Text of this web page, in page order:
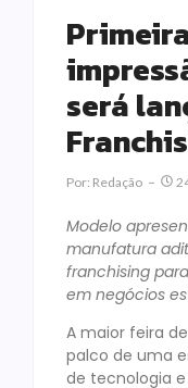
será
Por: Redação
Modelo
manufatura
franchising
em negócios
A maior feira
palco de uma
de tecnologia